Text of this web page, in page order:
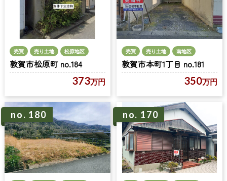
売買 売り土地 松原地区
敦賀市松原町 no.184
373万円
売買 売り土地 南地区
敦賀市本町1丁目 no.181
350万円
no. 180 no. 170